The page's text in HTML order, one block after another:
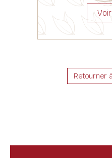
Retourner